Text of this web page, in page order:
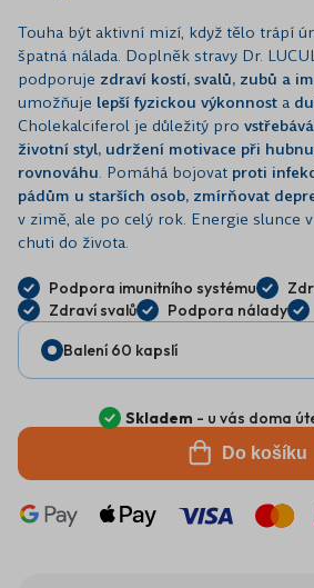
Touha být aktivní mizí, když tělo trápí
špatná nálada. Doplněk stravy Dr.
podporuje zdraví kostí, svalů, zubů a
umožňuje lepší fyzickou výkonnost a
Cholekalciferol je důležitý pro
životní styl, udržení motivace při
rovnováhu. Pomáhá bojovat proti
pádům u starších osob, zmírňovat
v zimě, ale po celý rok. Energie slunce
chuti do života.
Podpora imunitního systému
Zdraví svalů
Podpora nálady
Balení 60 kapslí
Do košíku
Skladem - u vás doma